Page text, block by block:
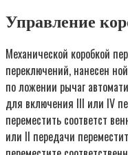
Управление
Механической коробкой
переключений, нанесен
по ложении рычаг
для включения III или IV
переместить соответст
или II передачи